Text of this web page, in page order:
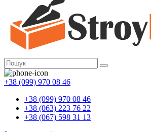
+38 (099) 970 08 46
+38 (099) 970 08 46
+38 (063) 223 76 22
+38 (067) 598 31 13